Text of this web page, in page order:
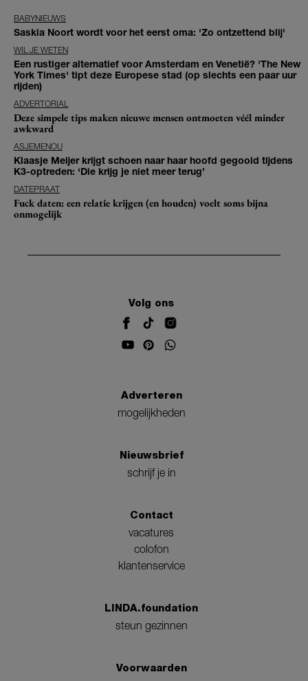
BABYNIEUWS
Saskia Noort wordt voor het eerst oma: 'Zo ontzettend blij'
WIL JE WETEN
Een rustiger alternatief voor Amsterdam en Venetië? 'The New
York Times' tipt deze Europese stad (op slechts een paar uur
rijden)
ADVERTORIAL
Deze simpele tips maken nieuwe mensen ontmoeten véél minder
awkward
ASJEMENOU
Klaasje Meijer krijgt schoen naar haar hoofd gegooid tijdens
K3-optreden: ‘Die krijg je niet meer terug’
DATEPRAAT
Fuck daten: een relatie krijgen (en houden) voelt soms bijna
onmogelijk
Volg ons
Adverteren
mogelijkheden
Nieuwsbrief
schrijf je in
Contact
vacatures
colofon
klantenservice
LINDA.foundation
steun gezinnen
Voorwaarden